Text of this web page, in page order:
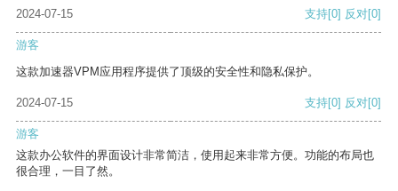
2024-07-15
支持[0] 反对[0]
游客
这款加速器VPM应用程序提供了顶级的安全性和隐私保护。
2024-07-15 支持[0] 反对[0]
游客
这款办公软件的界面设计非常简洁，使用起来非常方便。功能的布局也
很合理，一目了然。